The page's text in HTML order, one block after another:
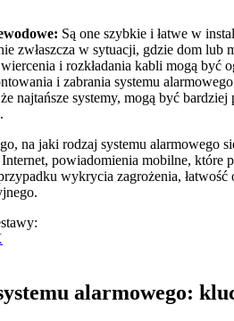
Są one szybkie i łatwe w
zwłaszcza w sytuacji, gdzie dom
i rozkładania kabli mogą być
i zabrania systemu
najtańsze systemy, mogą być
na jaki rodzaj systemu alarmowego
powiadomienia mobilne, które
wykrycia zagrożenia,
alarmowego: